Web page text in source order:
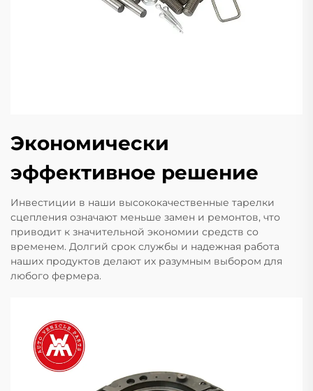
Экономически
эффективное решение
Инвестиции в наши высококачественные тарелки
сцепления означают меньше замен и ремонтов, что
приводит к значительной экономии средств со
временем. Долгий срок службы и надежная работа
наших продуктов делают их разумным выбором для
любого фермера.